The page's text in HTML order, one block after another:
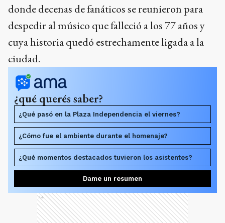
donde decenas de fanáticos se reunieron para
despedir al músico que falleció a los 77 años y
cuya historia quedó estrechamente ligada a la
ciudad.
¿qué querés saber?
¿Qué pasó en la Plaza Independencia el viernes?
¿Cómo fue el ambiente durante el homenaje?
¿Qué momentos destacados tuvieron los asistentes?
Dame un resumen
Ads